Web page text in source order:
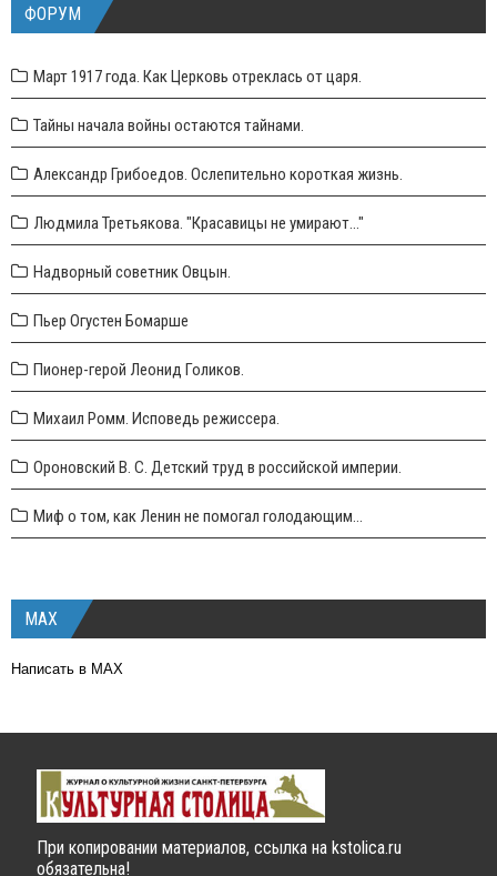
ФОРУМ
Март 1917 года. Как Церковь отреклась от царя.
Тайны начала войны остаются тайнами.
Александр Грибоедов. Ослепительно короткая жизнь.
Людмила Третьякова. "Красавицы не умирают..."
Надворный советник Овцын.
Пьер Огустен Бомарше
Пионер-герой Леонид Голиков.
Михаил Ромм. Исповедь режиссера.
Ороновский В. С. Детский труд в российской империи.
Миф о том, как Ленин не помогал голодающим...
MAX
Написать в MAX
При копировании материалов, ссылка на kstolica.ru
обязательна!